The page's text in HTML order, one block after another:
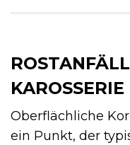
KAROSSERIE
Oberflächliche
ein Punkt, der